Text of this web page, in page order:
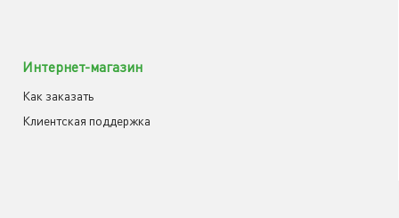
Интернет-магазин
Как заказать
Клиентская поддержка